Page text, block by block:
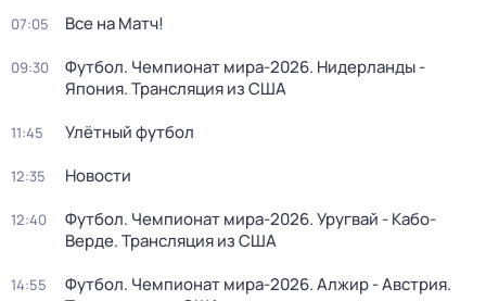
07:05 Все на Матч!
09:30
Футбол. Чемпионат мира-2026. Нидерланды -
Япония. Трансляция из США
11:45 Улётный футбол
12:35 Новости
12:40
Футбол. Чемпионат мира-2026. Уругвай - Кабо-
Верде. Трансляция из США
14:55
Футбол. Чемпионат мира-2026. Алжир - Австрия.